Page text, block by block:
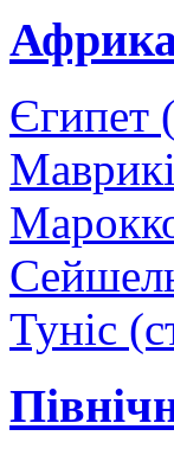
Єгипет
Туніс